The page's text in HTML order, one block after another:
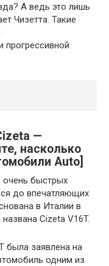
А ведь это лишь
Чизетта. Такие
прогрессивной
—
насколько
Auto]
очень быстрых
до впечатляющих
в Италии в
Cizeta V16T.
была заявлена на
одним из